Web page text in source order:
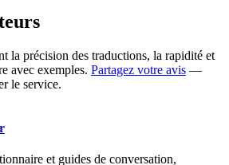
la précision des traductions, la rapidité et
avec exemples. Partagez votre avis —
le service.
et guides de conversation,